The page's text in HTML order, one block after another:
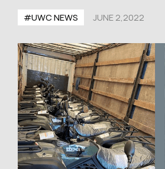
#UWС NEWS JUNE 2,2022